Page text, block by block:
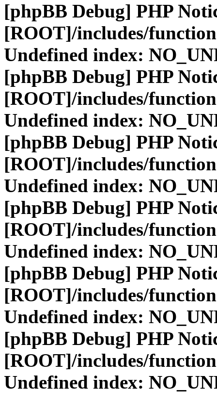
[phpBB Debug] PHP
[ROOT]/includes/
Undefined index:
[phpBB Debug] PHP
[ROOT]/includes/
Undefined index:
[phpBB Debug] PHP
[ROOT]/includes/
Undefined index:
[phpBB Debug] PHP
[ROOT]/includes/
Undefined index:
[phpBB Debug] PHP
[ROOT]/includes/
Undefined index:
[phpBB Debug] PHP
[ROOT]/includes/
Undefined index: